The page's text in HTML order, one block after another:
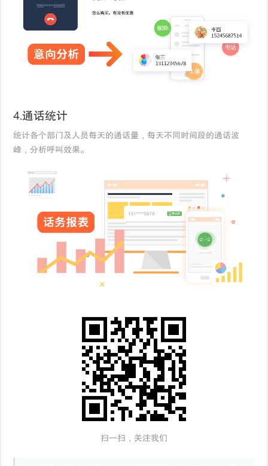
4.通话统计
统计各个部门及人员每天的通话量，每天不同时间段的通话波
峰，分析呼叫效果。
扫一扫，关注我们